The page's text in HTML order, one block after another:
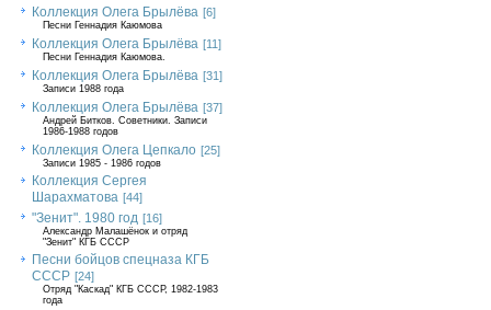
Коллекция Олега Брылёва [6]
Песни Геннадия Каюмова
Коллекция Олега Брылёва [11]
Песни Геннадия Каюмова.
Коллекция Олега Брылёва [31]
Записи 1988 года
Коллекция Олега Брылёва [37]
Андрей Битков. Советники. Записи
1986-1988 годов
Коллекция Олега Цепкало [25]
Записи 1985 - 1986 годов
Коллекция Сергея
Шарахматова [44]
"Зенит". 1980 год [16]
Александр Малашёнок и отряд
"Зенит" КГБ СССР
Песни бойцов спецназа КГБ
СССР [24]
Отряд "Каскад" КГБ СССР, 1982-1983
года